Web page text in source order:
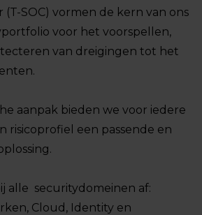
(T-SOC) vormen de kern van ons
voor het voorspellen,
van dreigingen tot het
aanpak bieden we voor iedere
risicoprofiel een passende en
alle securitydomeinen af:
Cloud, Identity en